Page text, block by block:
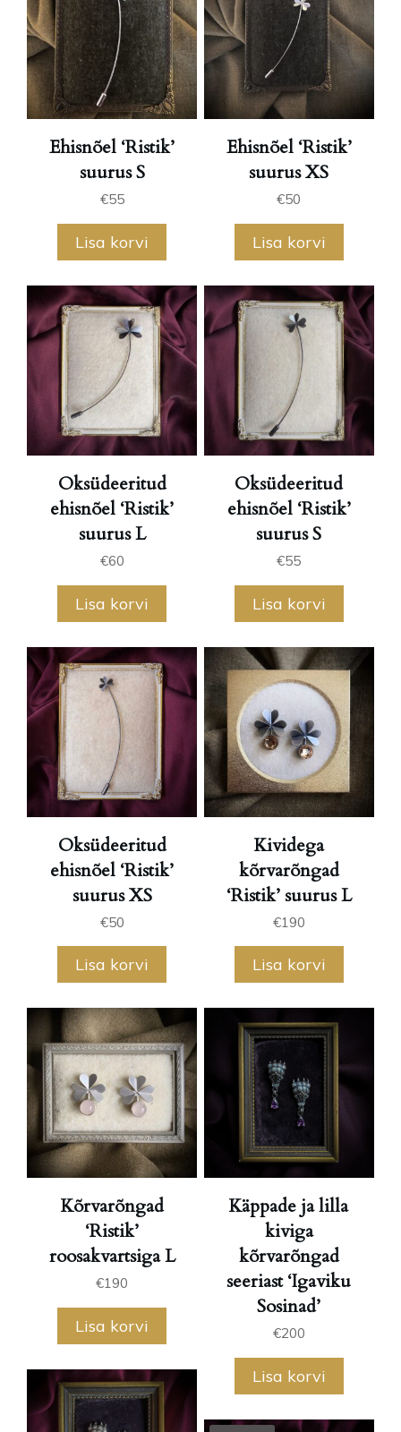
Ehisnõel ‘Ristik’
suurus S
€55
Lisa korvi
Ehisnõel ‘Ristik’
suurus XS
€50
Lisa korvi
Oksüdeeritud
ehisnõel ‘Ristik’
suurus L
€60
Lisa korvi
Oksüdeeritud
ehisnõel ‘Ristik’
suurus S
€55
Lisa korvi
Oksüdeeritud
ehisnõel ‘Ristik’
suurus XS
€50
Lisa korvi
Kividega
kõrvarõngad
‘Ristik’ suurus L
€190
Lisa korvi
Kõrvarõngad
‘Ristik’
roosakvartsiga L
€190
Lisa korvi
Käppade ja lilla
kiviga
kõrvarõngad
seeriast ‘Igaviku
Sosinad’
€200
Lisa korvi